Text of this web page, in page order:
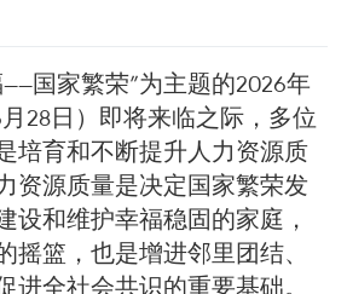
国家繁荣”为主题的2026年
28日）即将来临之际，多位
培育和不断提升人力资源质
资源质量是决定国家繁荣发
设和维护幸福稳固的家庭，
摇篮，也是增进邻里团结、
进全社会共识的重要基础。